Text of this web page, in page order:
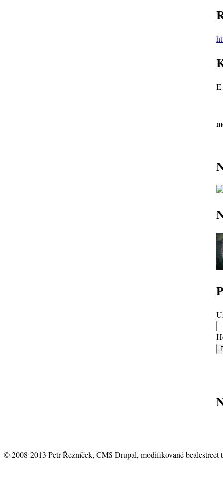
© 2008-2013 Petr Řezníček, CMS Drupal, modifikované bealestreet